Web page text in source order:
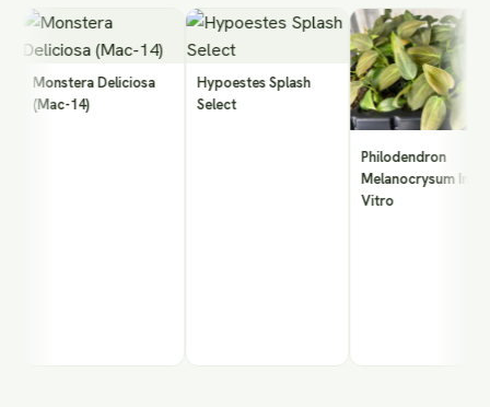
Monstera Deliciosa
(Mac-14)
Hypoestes Splash
Select
Philodendron
Melanocrysum In
Vitro